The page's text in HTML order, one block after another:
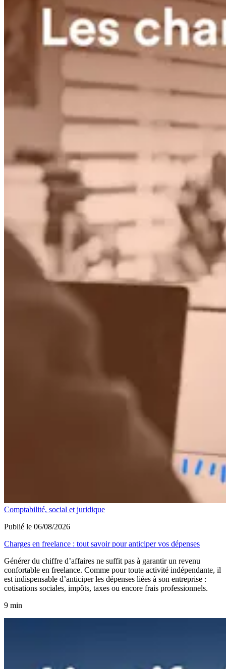
Comptabilité, social et juridique
Publié le 06/08/2026
Charges en freelance : tout savoir pour anticiper vos dépenses
Générer du chiffre d’affaires ne suffit pas à garantir un revenu
confortable en freelance. Comme pour toute activité indépendante, il
est indispensable d’anticiper les dépenses liées à son entreprise :
cotisations sociales, impôts, taxes ou encore frais professionnels.
9 min